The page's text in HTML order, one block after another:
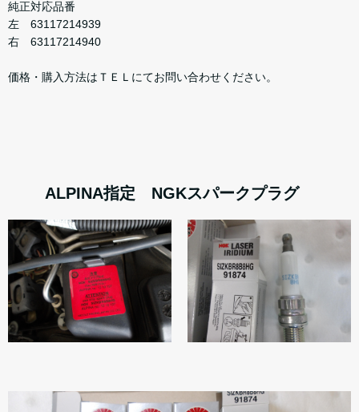
純正対応品番
左 63117214939
右 63117214940
価格・購入方法はＴＥＬにてお問い合わせください。
ALPINA指定 NGKスパークプラグ